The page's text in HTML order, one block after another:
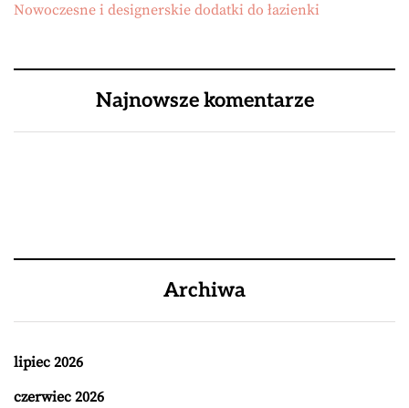
Nowoczesne i designerskie dodatki do łazienki
Najnowsze komentarze
Archiwa
lipiec 2026
czerwiec 2026